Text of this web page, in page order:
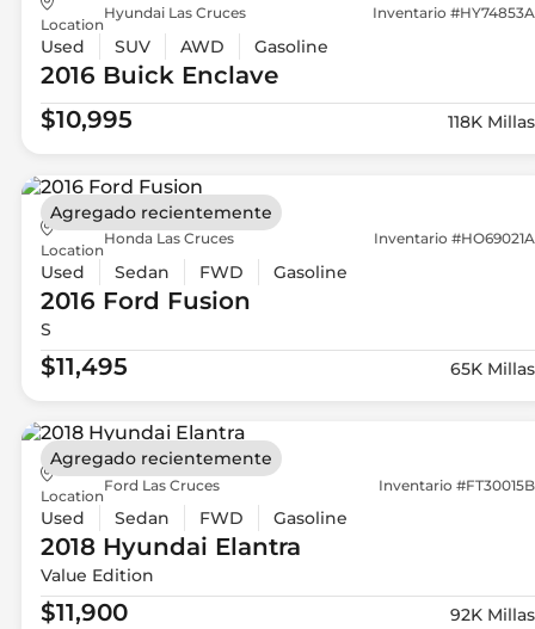
Location
Hyundai Las Cruces Inventario #HY74853A
Used SUV AWD Gasoline
2016 BuickEnclave
$10,995
118K Millas
Location
Honda Las Cruces Inventario #HO69021A
Used Sedan FWD Gasoline
2016 Ford Fusion
S
$11,495 65K Millas
Agregado recientemente
Location
Ford Las Cruces Inventario #FT30015B
Used Sedan FWD Gasoline
2018 Hyundai Elantra
Value Edition
$11,900 92K Millas
Agregado recientemente